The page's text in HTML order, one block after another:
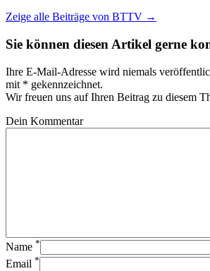
Zeige alle Beiträge von BTTV →
Sie können diesen Artikel gerne
Ihre E-Mail-Adresse wird niemals
mit * gekennzeichnet.
Wir freuen uns auf Ihren Beitrag zu diesem
Dein Kommentar
Name *
Email *